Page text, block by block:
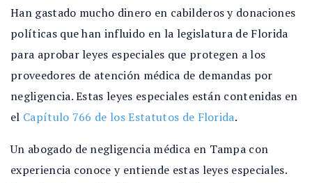
Han gastado mucho dinero en cabilderos y donaciones
políticas que han influido en la legislatura de Florida
para aprobar leyes especiales que protegen a los
proveedores de atención médica de demandas por
negligencia. Estas leyes especiales están contenidas en
el Capítulo 766 de los Estatutos de Florida.
Un abogado de negligencia médica en Tampa con
experiencia conoce y entiende estas leyes especiales.